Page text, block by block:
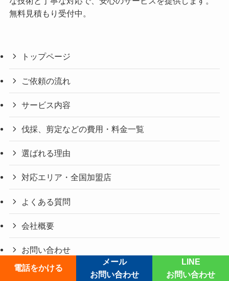
無料見積もり受付中。
トップページ
ご依頼の流れ
サービス内容
伐採、剪定などの費用・料金一覧
選ばれる理由
対応エリア・全国加盟店
よくある質問
会社概要
お問い合わせ
加盟店募集
電話をかける
メール
お問い合わせ
LINE
お問い合わせ